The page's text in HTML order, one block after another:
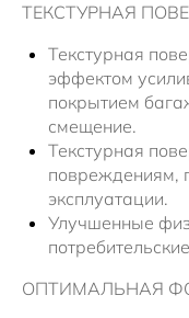
ТЕКСТУРНАЯ
Текстурная
эффектом
покрытием
смещение.
Текстурная
повреждениям,
эксплуатации.
Улучшенные
ОПТИМАЛЬНАЯ